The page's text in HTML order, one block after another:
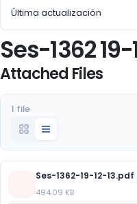
Última actualización
Ses-1362 19-
Attached Files
1 file
Ses-1362-19-12-13.pdf
494.09 KB